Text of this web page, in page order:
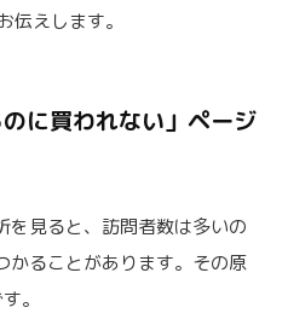
伝えします。
に買われない」ページ
を見ると、訪問者数は多いの
かることがあります。その原
。